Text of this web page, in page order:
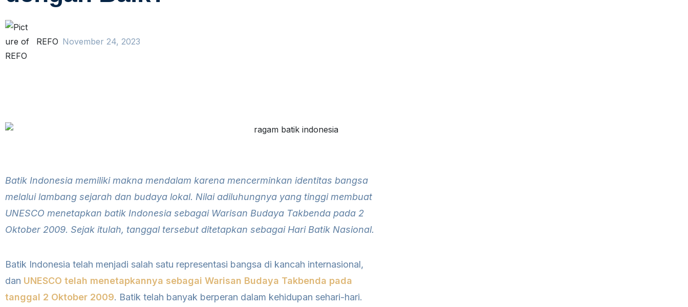
REFO November 24, 2023
Batik Indonesia memiliki makna mendalam karena mencerminkan identitas bangsa
melalui lambang sejarah dan budaya lokal. Nilai adiluhungnya yang tinggi membuat
UNESCO menetapkan batik Indonesia sebagai Warisan Budaya Takbenda pada 2
Oktober 2009. Sejak itulah, tanggal tersebut ditetapkan sebagai Hari Batik Nasional.
Batik Indonesia telah menjadi salah satu representasi bangsa di kancah internasional,
dan UNESCO telah menetapkannya sebagai Warisan Budaya Takbenda pada
tanggal 2 Oktober 2009. Batik telah banyak berperan dalam kehidupan sehari-hari.